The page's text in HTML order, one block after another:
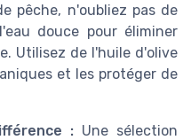
pêche, n'oubliez pas de
douce pour éliminer
Utilisez de l'huile d'olive
et les protéger de
: Une sélection